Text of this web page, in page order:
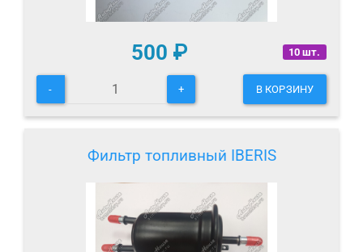
10 шт.
500 ₽
- + В КОРЗИНУ
Фильтр топливный IBERIS